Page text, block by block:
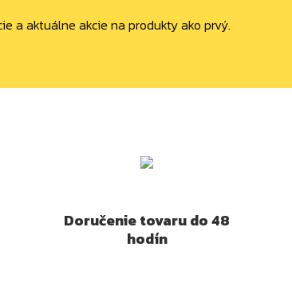
a aktuálne akcie na produkty ako prvý.
Doručenie tovaru do 48
hodín